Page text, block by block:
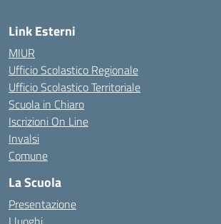
Link Esterni
MIUR
Ufficio Scolastico Regionale
Ufficio Scolastico Territoriale
Scuola in Chiaro
Iscrizioni On Line
Invalsi
Comune
La Scuola
Presentazione